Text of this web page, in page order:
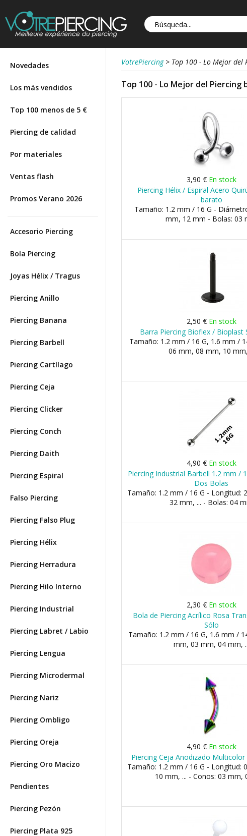
Novedades
Los más vendidos
Top 100 menos de 5 €
Piercing de calidad
Por materiales
Ventas flash
Promos Verano 2026
Accesorio Piercing
Bola Piercing
Joyas Hélix / Tragus
Piercing Anillo
Piercing Banana
Piercing Barbell
Piercing Cartílago
Piercing Ceja
Piercing Clicker
Piercing Conch
Piercing Daith
Piercing Espiral
Falso Piercing
Piercing Falso Plug
Piercing Hélix
Piercing Herradura
Piercing Hilo Interno
Piercing Industrial
Piercing Labret / Labio
Piercing Lengua
Piercing Microdermal
Piercing Nariz
Piercing Ombligo
Piercing Oreja
Piercing Oro Macizo
Pendientes
Piercing Pezón
Piercing Plata 925
VotrePiercing > Top 100 - Lo Mejor
Top 100 - Lo Mejor del Piercing
3,90 € En stock
Piercing Hélix / Espiral Acero
barato
Tamaño: 1.2 mm / 16 G -
mm, 12 mm - Bolas: 03
2,50 € En stock
Barra Piercing Bioflex / Bioplast
Tamaño: 1.2 mm / 16 G, 1.6 mm /
06 mm, 08 mm, 10
4,90 € En stock
Piercing Industrial Barbell 1.2 mm /
Dos Bolas
Tamaño: 1.2 mm / 16 G - Longitud:
32 mm, ... - Bolas: 04
2,30 € En stock
Bola de Piercing Acrílico Rosa
Sólo
Tamaño: 1.2 mm / 16 G, 1.6 mm /
mm, 03 mm, 04 mm,
4,90 € En stock
Piercing Ceja Anodizado Multicolor
Tamaño: 1.2 mm / 16 G - Longitud:
10 mm, ... - Conos: 03 mm,